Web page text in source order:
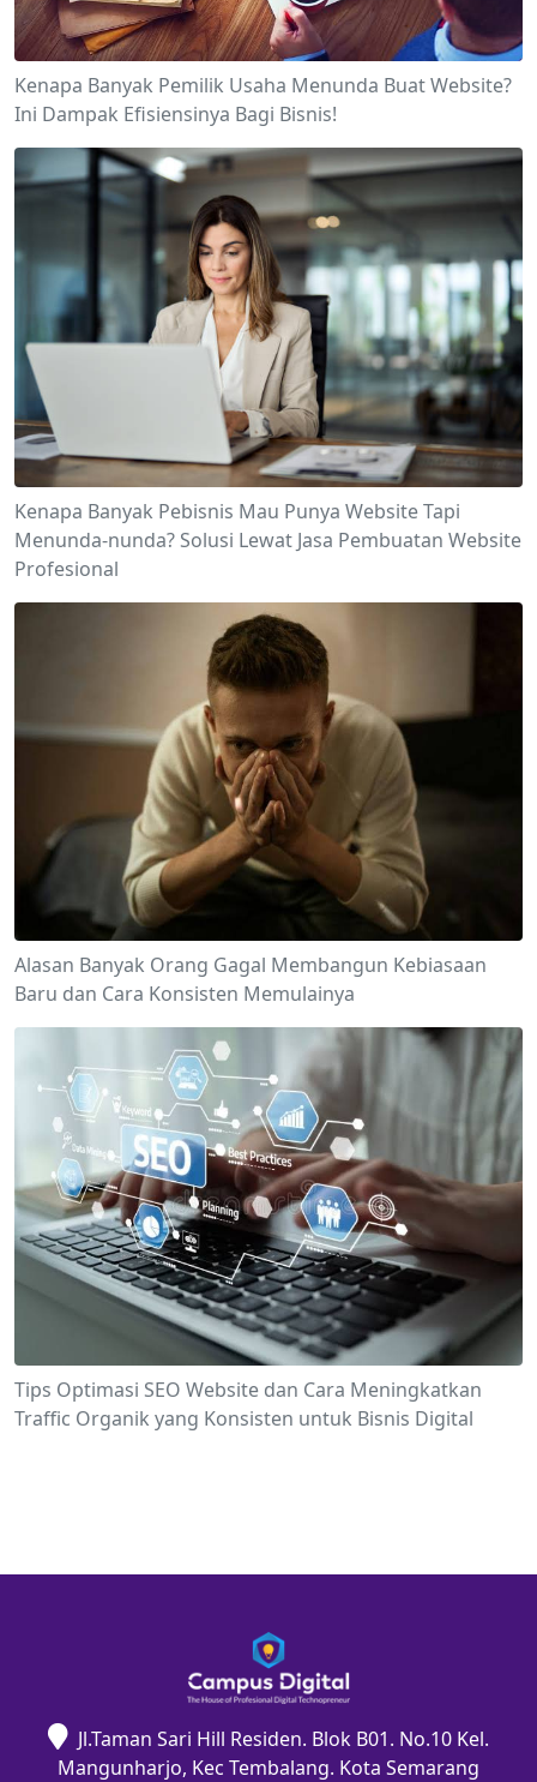
Kenapa Banyak Pemilik Usaha Menunda Buat Website?
Ini Dampak Efisiensinya Bagi Bisnis!
Kenapa Banyak Pebisnis Mau Punya Website Tapi
Menunda-nunda? Solusi Lewat Jasa Pembuatan Website
Profesional
Alasan Banyak Orang Gagal Membangun Kebiasaan
Baru dan Cara Konsisten Memulainya
Tips Optimasi SEO Website dan Cara Meningkatkan
Traffic Organik yang Konsisten untuk Bisnis Digital
Jl.Taman Sari Hill Residen. Blok B01. No.10 Kel.
Mangunharjo, Kec Tembalang. Kota Semarang